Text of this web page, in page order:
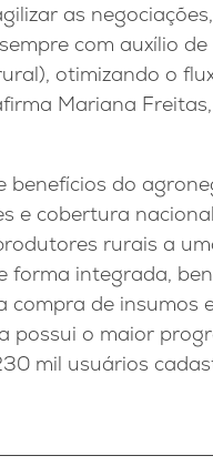
as
com auxílio
otimizando o
Mariana
benefícios do
e cobertura
rurais a
forma integrada,
compra de insumos
possui o maior
mil usuários